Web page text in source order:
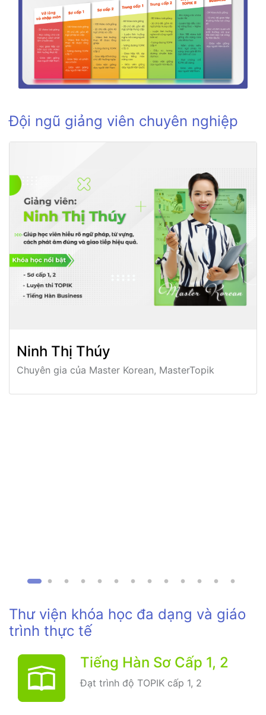
Đội ngũ giảng viên chuyên nghiệp
Ninh Thị Thúy
Chuyên gia của Master Korean, MasterTopik
Thư viện khóa học đa dạng và giáo
trình thực tế
Tiếng Hàn Sơ Cấp 1, 2
Đạt trình độ TOPIK cấp 1, 2